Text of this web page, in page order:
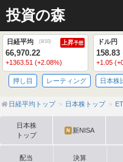
投資の森
日経平均 (8/10) 上昇予想
66,970.22
+1363.51 (+2.08%)
ドル円
158.83
+1.05
押し目 レーティング 日本株
日経平均トップ 日本株トップ
日本株
トップ
N 新NISA
配当 決算